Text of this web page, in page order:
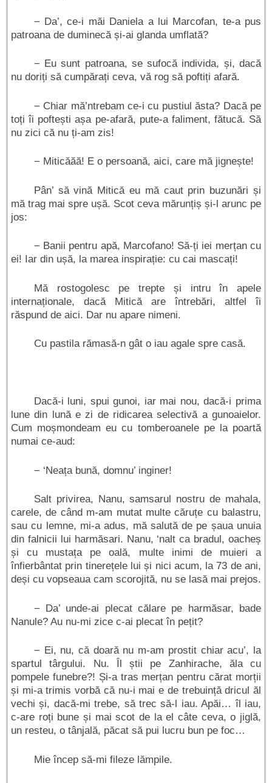
− Da’, ce-i măi Daniela a lui Marcofan, te-a pus
patroana de duminecă și-ai glanda umflată?
− Eu sunt patroana, se sufocă individa, și, dacă
nu doriți să cumpărați ceva, vă rog să poftiți afară.
− Chiar mă’ntrebam ce-i cu pustiul ăsta? Dacă pe
toți îi poftești așa pe-afară, pute-a faliment, fătucă. Să
nu zici că nu ți-am zis!
− Miticăăă! E o persoană, aici, care mă jignește!
Pân’ să vină Mitică eu mă caut prin buzunări și
mă trag mai spre ușă. Scot ceva mărunțiș și-l arunc pe
jos:
− Banii pentru apă, Marcofano! Să-ți iei merțan cu
ei! Iar din ușă, la marea inspirație: cu cai mascați!
Mă rostogolesc pe trepte și intru în apele
internaționale, dacă Mitică are întrebări, altfel îi
răspund de aici. Dar nu apare nimeni.
Cu pastila rămasă-n gât o iau agale spre casă.
Dacă-i luni, spui gunoi, iar mai nou, dacă-i prima
lune din lună e zi de ridicarea selectivă a gunoaielor.
Cum moșmondeam eu cu tomberoanele pe la poartă
numai ce-aud:
− ‘Neața bună, domnu’ inginer!
Salt privirea, Nanu, samsarul nostru de mahala,
carele, de când m-am mutat multe căruțe cu balastru,
sau cu lemne, mi-a adus, mă salută de pe șaua unuia
din falnicii lui harmăsari. Nanu, ‘nalt ca bradul, oacheș
și cu mustața pe oală, multe inimi de muieri a
înfierbântat prin tinerețele lui și nici acum, la 73 de ani,
deși cu vopseaua cam scorojită, nu se lasă mai prejos.
− Da’ unde-ai plecat călare pe harmăsar, bade
Nanule? Au nu-mi zice c-ai plecat în pețit?
− Ei, nu, că doară nu m-am prostit chiar acu’, la
spartul târgului. Nu. Îl știi pe Zanhirache, ăla cu
pompele funebre?! Și-a tras merțan pentru cărat morții
și mi-a trimis vorbă că nu-i mai e de trebuință dricul ăl
vechi și, dacă-mi trebe, să trec să-l iau. Apăi… îl iau,
c-are roți bune și mai scot de la el câte ceva, o jiglă,
un resteu, o tânjală, păcat să pui lucru bun pe foc…
Mie încep să-mi fileze lămpile.